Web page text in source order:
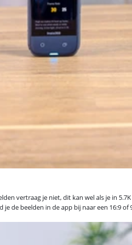
vertraag je niet, dit kan wel als je in
de beelden in de app bij naar een 16:9